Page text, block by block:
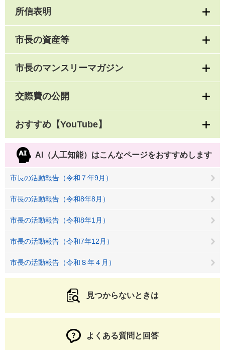
所信表明
市長の資産等
市長のマンスリーマガジン
交際費の公開
おすすめ【YouTube】
AI（人工知能）はこんなページをおすすめします
市長の活動報告（令和７年9月）
市長の活動報告（令和8年8月）
市長の活動報告（令和8年1月）
市長の活動報告（令和7年12月）
市長の活動報告（令和８年４月）
見つからないときは
よくある質問と回答